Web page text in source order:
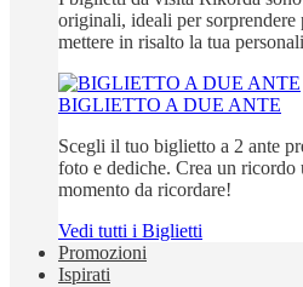
originali, ideali per
mettere in risalto la tua
BIGLIETTO A DUE ANTE
Scegli il tuo biglietto a 2 ante
foto e dediche. Crea un
momento da ricordare!
Vedi tutti i Biglietti
Promozioni
Ispirati